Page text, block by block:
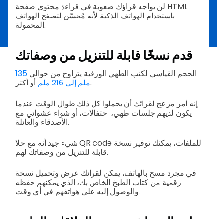
لن يواجه قراؤك صعوبة في قراءة محتوى صفحة HTML
باستخدام الهواتف الذكية لأنه مُحسّن لتصفح الهواتف
المحمولة.
قدم نسخًا قابلة للتنزيل من وصفاتك
الحجم القياسي لكتب الطهي الورقية يتراوح من حوالي 135
ملم إلى 216 ملمأو أكثر.
إنه أمر مزعج لقرائك أن يحملوا كل ذلك طوال الوقت عندما
يكون لديهم جلسات طهي، احتفالات، أو شواء عشوائي مع
الأصدقاء والعائلة.
شيء جيد أنه مع حلا QR code للملفات، يمكنك توفير نسخة
قابلة للتنزيل من وصفاتك لهم.
في مجرد مسح بالهاتف، يمكن لقرائك عرض وتحميل نسخة
رقمية من كتاب الطبخ الخاص بك، الذي يمكنهم حفظه
والوصول إليه على هواتفهم في أي وقت.